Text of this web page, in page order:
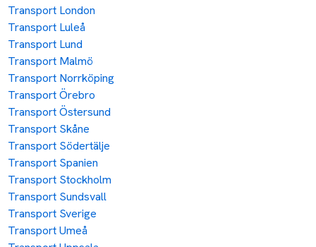
Transport London
Transport Luleå
Transport Lund
Transport Malmö
Transport Norrköping
Transport Örebro
Transport Östersund
Transport Skåne
Transport Södertälje
Transport Spanien
Transport Stockholm
Transport Sundsvall
Transport Sverige
Transport Umeå